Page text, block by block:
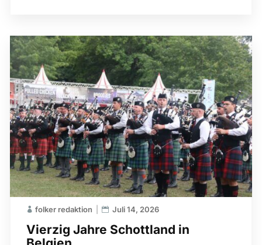
Vierzig Jahre Schottland in
folker redaktion Juli 14, 2026